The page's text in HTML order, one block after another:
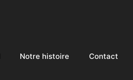
Notre histoire Contact